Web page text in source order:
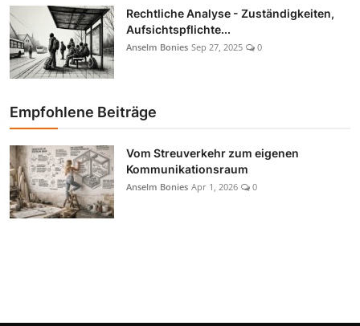
Rechtliche Analyse - Zuständigkeiten,
Aufsichtspflichte...
Anselm Bonies Sep 27, 2025 0
Empfohlene Beiträge
Vom Streuverkehr zum eigenen
Kommunikationsraum
Anselm Bonies Apr 1, 2026 0